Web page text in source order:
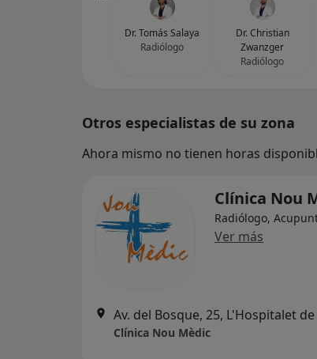
Dr. Tomás Salaya
Radiólogo
Dr. Christian
Zwanzger
Radiólogo
Otros especialistas de su zona
Ahora mismo no tienen horas
Clínica Nou
Radiólogo,
Ver más
Clínica Nou Mèdic